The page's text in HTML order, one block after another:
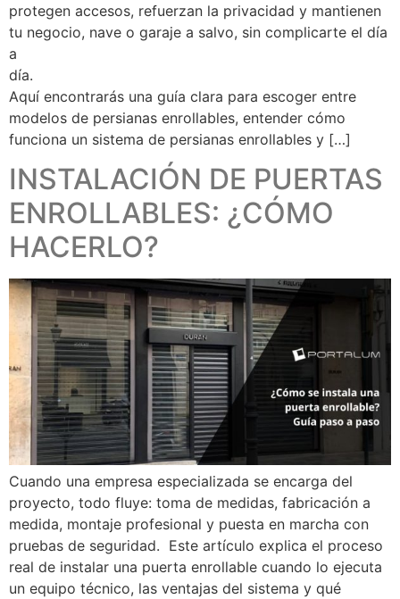
protegen accesos, refuerzan la privacidad y mantienen
tu negocio, nave o garaje a salvo, sin complicarte el día
a
Aquí encontrarás una guía clara para escoger entre
modelos de persianas enrollables, entender cómo
funciona un sistema de persianas enrollables y […]
INSTALACIÓN DE PUERTAS
ENROLLABLES: ¿CÓMO
HACERLO?
Cuando una empresa especializada se encarga del
proyecto, todo fluye: toma de medidas, fabricación a
medida, montaje profesional y puesta en marcha con
pruebas de seguridad. Este artículo explica el proceso
real de instalar una puerta enrollable cuando lo ejecuta
un equipo técnico, las ventajas del sistema y qué